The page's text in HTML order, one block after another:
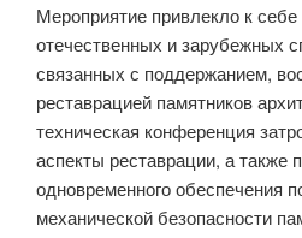
Мероприятие привлекло к
отечественных и зарубежных
связанных с поддержанием,
реставрацией памятников
техническая конференция
аспекты реставрации, а также
одновременного обеспечения
механической безопасности